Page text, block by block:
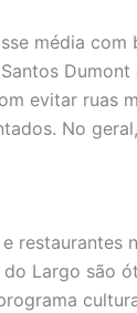
média com
evitar ruas
No
restaurantes
Largo são